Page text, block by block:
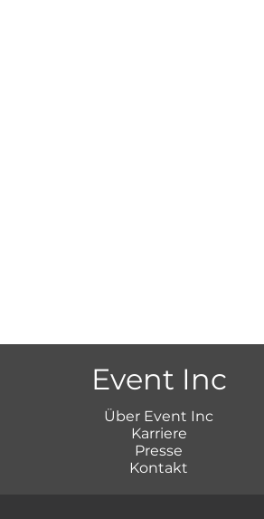
Event Inc
Über Event Inc
Karriere
Presse
Kontakt